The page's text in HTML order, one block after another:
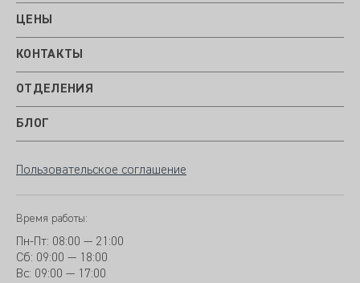
ЦЕНЫ
КОНТАКТЫ
ОТДЕЛЕНИЯ
БЛОГ
Пользовательское соглашение
Время работы:
Пн-Пт: 08:00 — 21:00
Сб: 09:00 — 18:00
Вс: 09:00 — 17:00